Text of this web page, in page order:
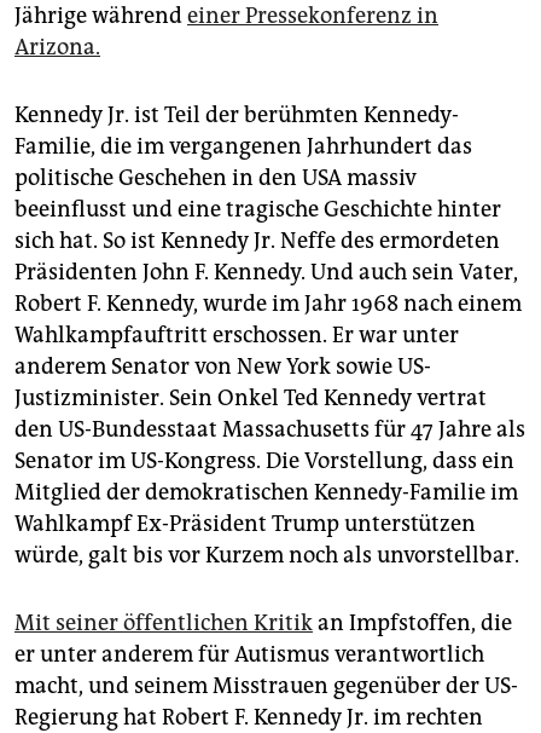
Jährige währendeiner Pressekonferenz in
Arizona.
Kennedy Jr. ist Teil der berühmten Kennedy-
Familie, die im vergangenen Jahrhundert das
politische Geschehen in den USA massiv
beeinflusst und eine tragische Geschichte hinter
sich hat. So ist Kennedy Jr. Neffe des ermordeten
Präsidenten John F. Kennedy. Und auch sein Vater,
Robert F. Kennedy, wurde im Jahr 1968 nach einem
Wahlkampfauftritt erschossen. Er war unter
anderem Senator von New York sowie US-
Justizminister. Sein Onkel Ted Kennedy vertrat
den US-Bundesstaat Massachusetts für 47 Jahre als
Senator im US-Kongress. Die Vorstellung, dass ein
Mitglied der demokratischen Kennedy-Familie im
Wahlkampf Ex-Präsident Trump unterstützen
würde, galt bis vor Kurzem noch als unvorstellbar.
Mit seiner öffentlichen Kritikan Impfstoffen, die
er unter anderem für Autismus verantwortlich
macht, und seinem Misstrauen gegenüber der US-
Regierung hat Robert F. Kennedy Jr. im rechten